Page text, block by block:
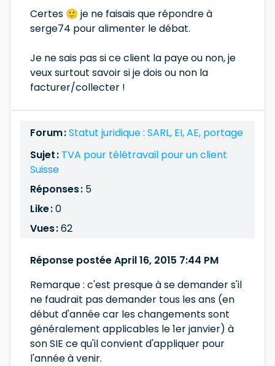
Certes 🙂 je ne faisais que répondre à
serge74 pour alimenter le débat.
Je ne sais pas si ce client la paye ou non, je
veux surtout savoir si je dois ou non la
facturer/collecter !
Forum :Statut juridique : SARL, EI, AE, portage
Sujet : TVA pour télétravail pour un client
Suisse
Réponses : 5
Like :0
Vues :62
Réponse postée April 16, 2015 7:44 PM
Remarque : c'est presque à se demander s'il
ne faudrait pas demander tous les ans (en
début d'année car les changements sont
généralement applicables le 1er janvier) à
son SIE ce qu'il convient d'appliquer pour
l'année à venir.